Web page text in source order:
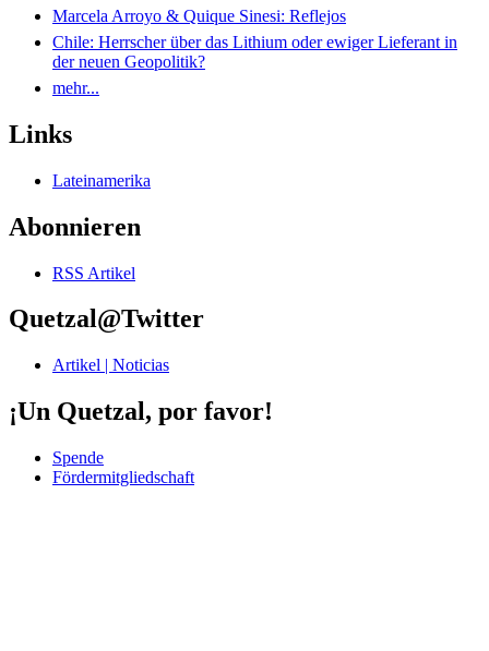
Marcela Arroyo & Quique Sinesi: Reflejos
Chile: Herrscher über das Lithium oder ewiger Lieferant in
der neuen Geopolitik?
mehr...
Links
Lateinamerika
Abonnieren
RSS Artikel
Quetzal@Twitter
Artikel | Noticias
¡Un Quetzal, por favor!
Spende
Fördermitgliedschaft